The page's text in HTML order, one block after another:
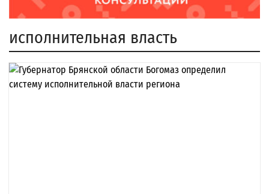
исполнительная власть